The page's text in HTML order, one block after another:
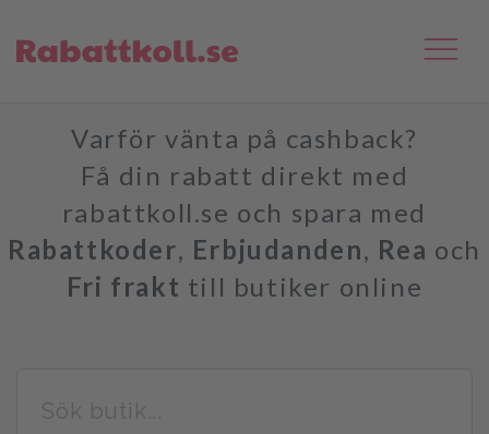
Varför vänta på cashback?
Få din rabatt direkt med
rabattkoll.se och spara med
Rabattkoder, Erbjudanden, Rea och
Fri frakt till butiker online